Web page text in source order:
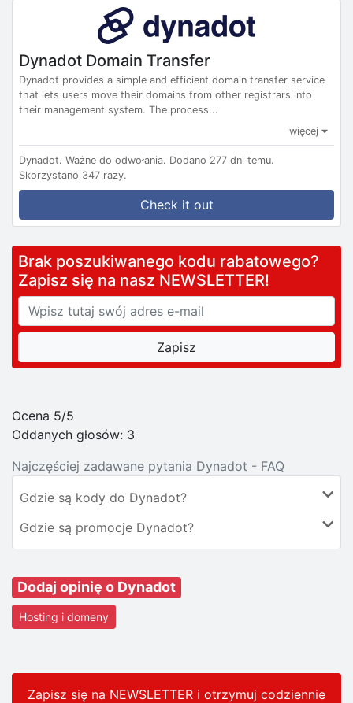
Dynadot Domain Transfer
Dynadot provides a simple and efficient domain transfer service
that lets users move their domains from other registrars into
their management system. The process...
więcej
Dynadot. Ważne do odwołania. Dodano 277 dni temu.
Skorzystano 347 razy.
Check it out
Brak poszukiwanego kodu rabatowego?
Zapisz się na nasz NEWSLETTER!
Ocena 5/5
Oddanych głosów: 3
Najczęściej zadawane pytania Dynadot - FAQ
Gdzie są kody do Dynadot?
Gdzie są promocje Dynadot?
Dodaj opinię o Dynadot
Hosting i domeny
Zapisz się na NEWSLETTER i otrzymuj codziennie